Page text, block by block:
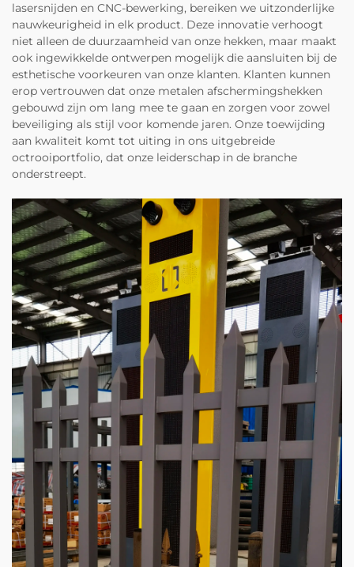
lasersnijden en CNC-bewerking, bereiken we uitzonderlijke
nauwkeurigheid in elk product. Deze innovatie verhoogt
niet alleen de duurzaamheid van onze hekken, maar maakt
ook ingewikkelde ontwerpen mogelijk die aansluiten bij de
esthetische voorkeuren van onze klanten. Klanten kunnen
erop vertrouwen dat onze metalen afschermingshekken
gebouwd zijn om lang mee te gaan en zorgen voor zowel
beveiliging als stijl voor komende jaren. Onze toewijding
aan kwaliteit komt tot uiting in ons uitgebreide
octrooiportfolio, dat onze leiderschap in de branche
onderstreept.